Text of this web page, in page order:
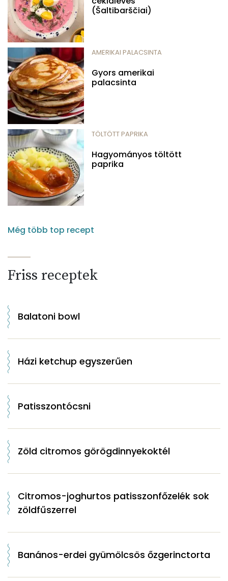
(Šaltibarščiai)
AMERIKAI PALACSINTA
Gyors amerikai
palacsinta
TÖLTÖTT PAPRIKA
Hagyományos töltött
paprika
Még több top recept
Friss receptek
Balatoni bowl
Házi ketchup egyszerűen
Patisszontócsni
Zöld citromos görögdinnyekoktél
Citromos-joghurtos patisszonfőzelék sok
zöldfűszerrel
Banános-erdei gyümölcsös őzgerinctorta